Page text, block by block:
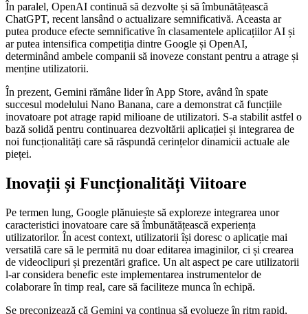
În paralel, OpenAI continuă să dezvolte și să îmbunătățească
ChatGPT, recent lansând o actualizare semnificativă. Aceasta ar
putea produce efecte semnificative în clasamentele aplicațiilor AI și
ar putea intensifica competiția dintre Google și OpenAI,
determinând ambele companii să inoveze constant pentru a atrage și
menține utilizatorii.
În prezent, Gemini rămâne lider în App Store, având în spate
succesul modelului Nano Banana, care a demonstrat că funcțiile
inovatoare pot atrage rapid milioane de utilizatori. S-a stabilit astfel o
bază solidă pentru continuarea dezvoltării aplicației și integrarea de
noi funcționalități care să răspundă cerințelor dinamicii actuale ale
pieței.
Inovații și Funcționalități Viitoare
Pe termen lung, Google plănuiește să exploreze integrarea unor
caracteristici inovatoare care să îmbunătățească experiența
utilizatorilor. În acest context, utilizatorii își doresc o aplicație mai
versatilă care să le permită nu doar editarea imaginilor, ci și crearea
de videoclipuri și prezentări grafice. Un alt aspect pe care utilizatorii
l-ar considera benefic este implementarea instrumentelor de
colaborare în timp real, care să faciliteze munca în echipă.
Se preconizează că Gemini va continua să evolueze în ritm rapid,